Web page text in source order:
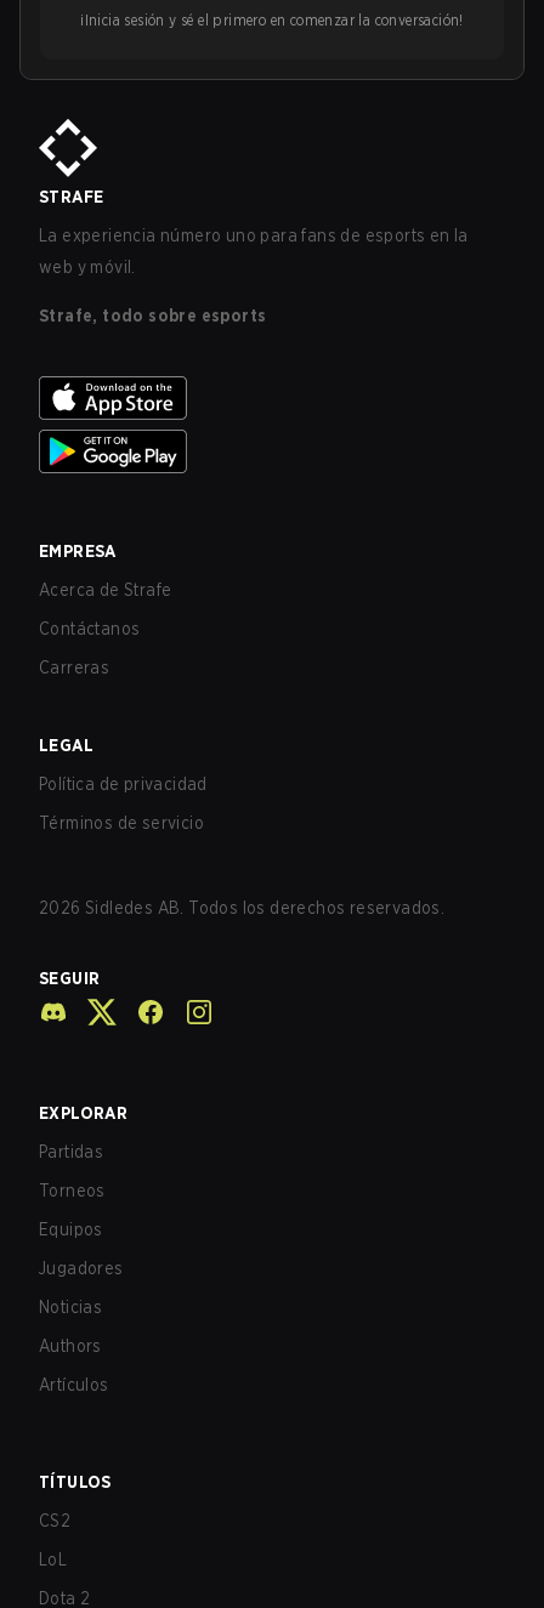
¡Inicia sesión y sé el primero en comenzar la conversación!
STRAFE
La experiencia número uno para fans de esports en la
web y móvil.
Strafe, todo sobre esports
EMPRESA
Acerca de Strafe
Contáctanos
Carreras
LEGAL
Política de privacidad
Términos de servicio
2026 Sidledes AB. Todos los derechos reservados.
SEGUIR
EXPLORAR
Partidas
Torneos
Equipos
Jugadores
Noticias
Authors
Artículos
TÍTULOS
CS2
LoL
Dota 2